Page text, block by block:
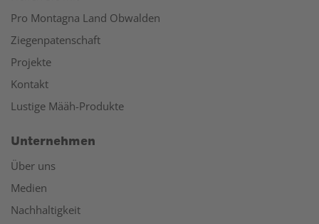
Pro Montagna Land Obwalden
Ziegenpatenschaft
Projekte
Kontakt
Lustige Määh-Produkte
Unternehmen
Über uns
Medien
Nachhaltigkeit